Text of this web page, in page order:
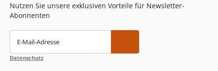
Nutzen Sie unsere exklusiven Vorteile für Newsletter-
Abonnenten
E-Mail-Adresse
Datenschutz